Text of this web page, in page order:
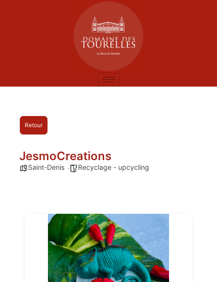
Retour
JesmoCreations
Saint-Denis Recyclage - upcycling